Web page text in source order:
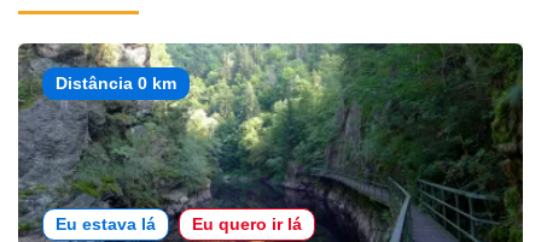
Distância 0 km
Eu estava lá Eu quero ir lá